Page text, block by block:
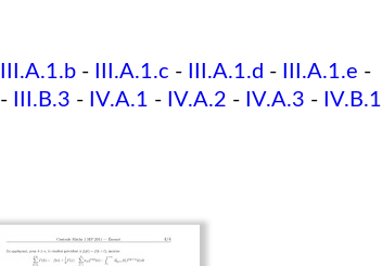
III.A.1.b - III.A.1.c - III.A.1.d - III.A.1.e -
- III.B.3 - IV.A.1 - IV.A.2 - IV.A.3 - IV.B.1